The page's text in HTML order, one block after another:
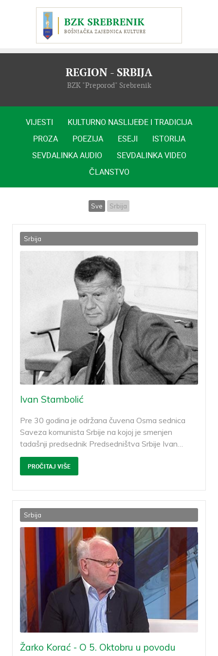
REGION - SRBIJA
BZK "Preporod" Srebrenik
VIJESTI
KULTURNO NASLIJEĐE I TRADICIJA
PROZA
POEZIJA ESEJI
ISTORIJA
SEVDALINKA AUDIO
SEVDALINKA VIDEO
ČLANSTVO
Sve Srbija
Srbija
Ivan Stambolić
Pre 30 godina je održana čuvena Osma sednica
Saveza komunista Srbije na kojoj je smenjen
tadašnji predsednik Predsedništva Srbije Ivan
PROČITAJ VIŠE
Srbija
Žarko Korać - O 5. Oktobru u povodu